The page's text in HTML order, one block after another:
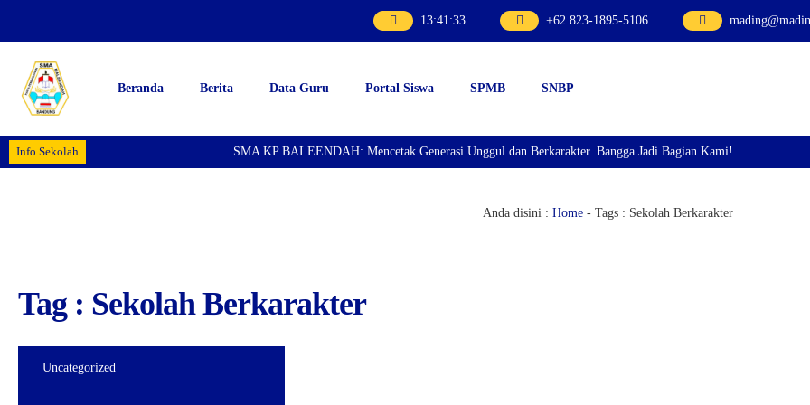
13:41:34 +62 823-1895-5106
Beranda Berita Data Guru Portal Siswa SPMB SNBP
Info Sekolah SMA KP BALEENDAH: Mencetak Generasi Unggul dan Berkarakter. Bangga Jadi Bagian Kami!
Anda disini : Home- Tags : Sekolah Berkarakter
Tag : Sekolah Berkarakter
Uncategorized